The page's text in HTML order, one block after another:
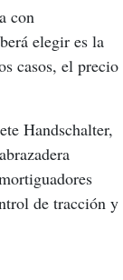
con
elegir es la
casos, el precio
Handschalter,
de tracción y